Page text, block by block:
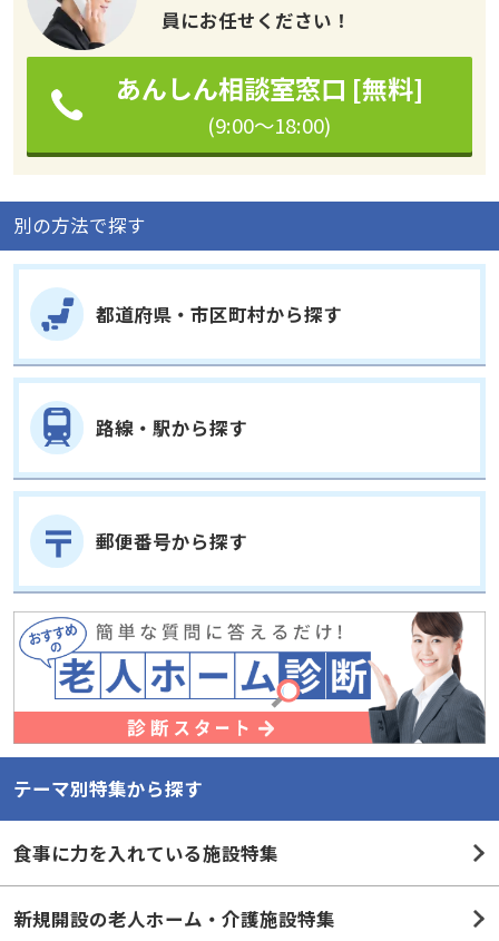
あんしん相談室窓口 [無料]
(9:00～18:00)
別の方法で探す
テーマ別特集から探す
食事に力を入れている施設特集
新規開設の老人ホーム・介護施設特集